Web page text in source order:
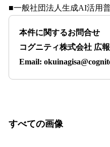
■一般社団法人生成AI活用
本件に関するお問合せ
コグニティ株式会社 広
Email:
すべての画像